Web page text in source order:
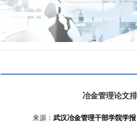
冶金管理论文
来源： 武汉冶金管理干部学院学报